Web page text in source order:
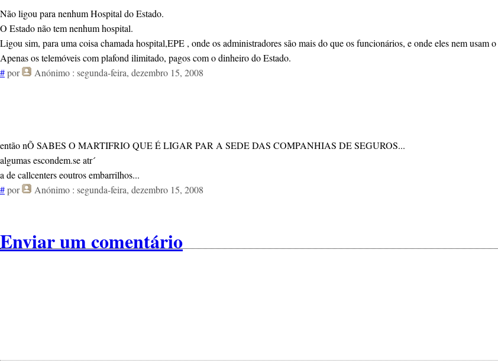
Não ligou para nenhum Hospital do Estado.
O Estado não tem nenhum hospital.
Ligou sim, para uma coisa chamada hospital,EPE , onde os administradores são mais do que os funcionários, e onde eles nem usam
Apenas os telemóveis com plafond ilimitado, pagos com o dinheiro do Estado.
#por Anónimo : segunda-feira, dezembro 15, 2008
então nÕ SABES O MARTIFRIO QUE É LIGAR PAR A SEDE DAS COMPANHIAS DE SEGUROS...
algumas escondem.se atr´
a de callcenters eoutros embarrilhos...
#por Anónimo : segunda-feira, dezembro 15, 2008
Enviar um comentário